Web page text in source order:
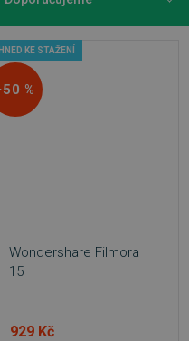
IHNED KE STAŽENÍ
%
Wondershare Filmora
15
929 Kč